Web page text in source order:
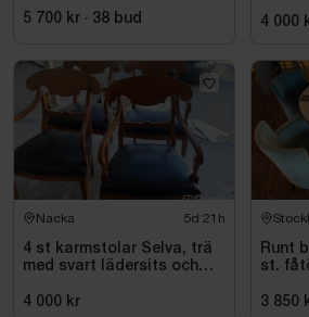
5 700 kr · 38 bud 4 000
Nacka 5d 21h
4 st karmstolar Selva, trä
med svart lädersits och
4 000 kr
Runt
st.
3 850